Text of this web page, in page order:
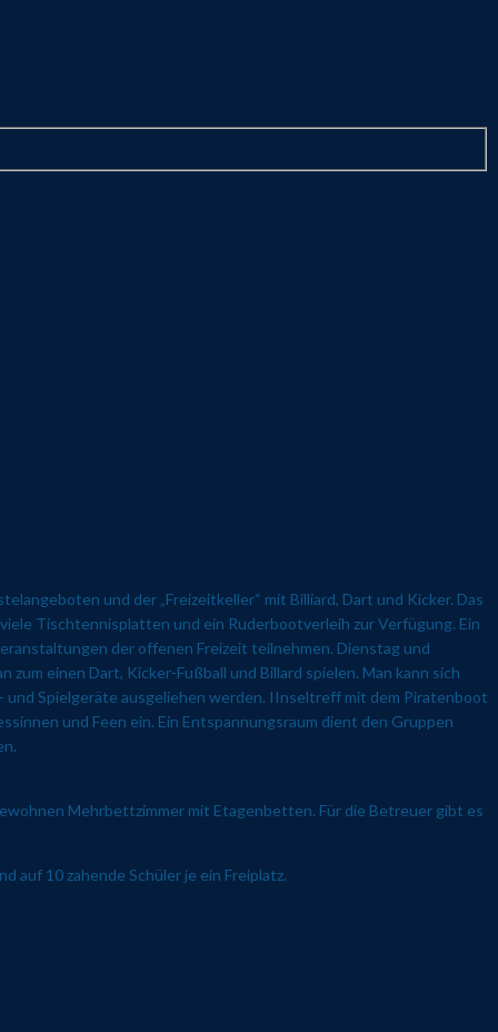
und der „Freizeitkeller“ mit Billiard, Dart und Kicker. Das
Tischtennisplatten und ein Ruderbootverleih zur Verfügung. Ein
der offenen Freizeit teilnehmen. Dienstag und
einen Dart, Kicker-Fußball und Billard spielen. Man kann sich
und Spielgeräte ausgeliehen werden. IInseltreff mit dem Piratenboot
und Feen ein. Ein Entspannungsraum dient den Gruppen
Mehrbettzimmer mit Etagenbetten. Für die Betreuer gibt es
auf 10 zahende Schüler je ein Freiplatz.